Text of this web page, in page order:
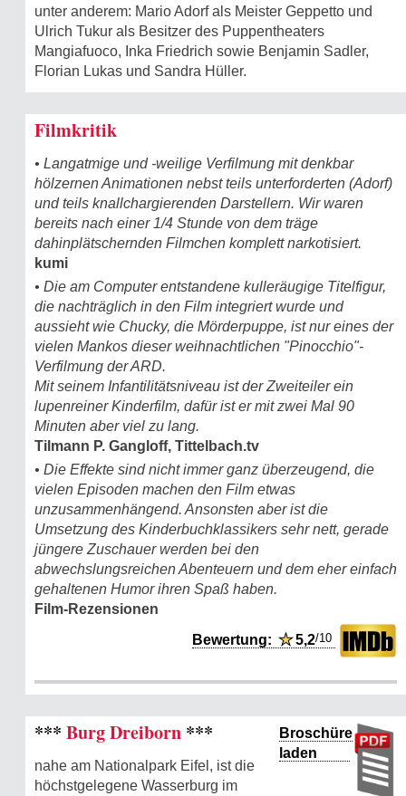
unter anderem: Mario Adorf als Meister Geppetto und
Ulrich Tukur als Besitzer des Puppentheaters
Mangiafuoco, Inka Friedrich sowie Benjamin Sadler,
Florian Lukas und Sandra Hüller.
Filmkritik
• Langatmige und -weilige Verfilmung mit denkbar
hölzernen Animationen nebst teils unterforderten (Adorf)
und teils knallchargierenden Darstellern. Wir waren
bereits nach einer 1/4 Stunde von dem träge
dahinplätschernden Filmchen komplett narkotisiert.
kumi
• Die am Computer entstandene kulleräugige Titelfigur,
die nachträglich in den Film integriert wurde und
aussieht wie Chucky, die Mörderpuppe, ist nur eines der
vielen Mankos dieser weihnachtlichen "Pinocchio"-
Verfilmung der ARD.
Mit seinem Infantilitätsniveau ist der Zweiteiler ein
lupenreiner Kinderfilm, dafür ist er mit zwei Mal 90
Minuten aber viel zu lang.
Tilmann P. Gangloff, Tittelbach.tv
• Die Effekte sind nicht immer ganz überzeugend, die
vielen Episoden machen den Film etwas
unzusammenhängend. Ansonsten aber ist die
Umsetzung des Kinderbuchklassikers sehr nett, gerade
jüngere Zuschauer werden bei den
abwechslungsreichen Abenteuern und dem eher einfach
gehaltenen Humor ihren Spaß haben.
Film-Rezensionen
Bewertung:★5,2/10
Broschüre
laden
*** Burg Dreiborn ***
nahe am Nationalpark Eifel, ist die
höchstgelegene Wasserburg im